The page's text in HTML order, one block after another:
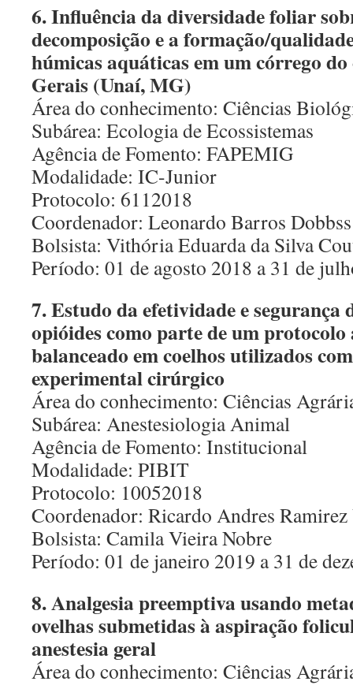
6. Influência da diversidade foliar
decomposição e a formação/
húmicas aquáticas em um córrego
Gerais (Unaí, MG)
Área do conhecimento: Ciências
Subárea: Ecologia de Ecossistemas
Agência de Fomento: FAPEMIG
Modalidade: IC-Junior
Protocolo: 6112018
Coordenador: Leonardo Barros Dobbss
Bolsista: Vithória Eduarda da Silva
Período: 01 de agosto 2018 a 31 de
7. Estudo da efetividade e segurança
opióides como parte de um protocolo
balanceado em coelhos utilizados
experimental cirúrgico
Área do conhecimento: Ciências
Subárea: Anestesiologia Animal
Agência de Fomento: Institucional
Modalidade: PIBIT
Protocolo: 10052018
Coordenador: Ricardo Andres Ramirez
Bolsista: Camila Vieira Nobre
Período: 01 de janeiro 2019 a 31 de
8. Analgesia preemptiva usando
ovelhas submetidas à aspiração
anestesia geral
Área do conhecimento: Ciências